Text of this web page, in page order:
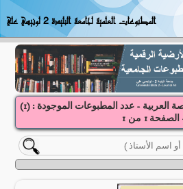
المطبوعات العلمية لجامعة البليدة 2 لونيسي علي
العربية - عدد المطبوعات الموجودة : (1
)
الصفحة1 من1